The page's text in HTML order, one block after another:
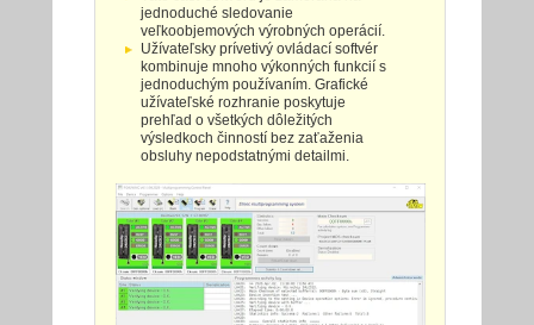
jednoduché sledovanie
veľkoobjemových výrobných operácií.
Užívateľsky prívetivý ovládací softvér
kombinuje mnoho výkonných funkcií s
jednoduchým používaním. Grafické
užívateľské rozhranie poskytuje
prehľad o všetkých dôležitých
výsledkoch činností bez zaťaženia
obsluhy nepodstatnými detailmi.